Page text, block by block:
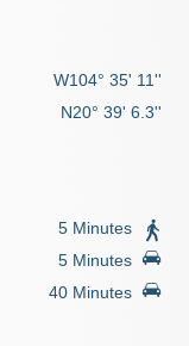
W104° 35' 11''
N20° 39' 6.3''
5 Minutes
5 Minutes
40 Minutes